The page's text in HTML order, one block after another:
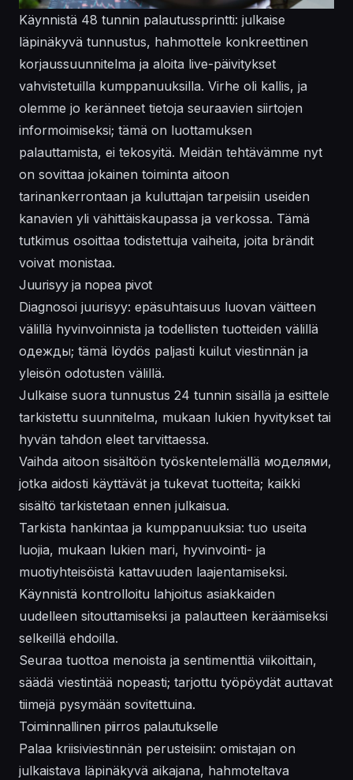
Käynnistä 48 tunnin palautussprintti: julkaise
läpinäkyvä tunnustus, hahmottele konkreettinen
korjaussuunnitelma ja aloita live-päivitykset
vahvistetuilla kumppanuuksilla. Virhe oli kallis, ja
olemme jo keränneet tietoja seuraavien siirtojen
informoimiseksi; tämä on luottamuksen
palauttamista, ei tekosyitä. Meidän tehtävämme nyt
on sovittaa jokainen toiminta aitoon
tarinankerrontaan ja kuluttajan tarpeisiin useiden
kanavien yli vähittäiskaupassa ja verkossa. Tämä
tutkimus osoittaa todistettuja vaiheita, joita brändit
voivat monistaa.
Juurisyy ja nopea pivot
Diagnosoi juurisyy: epäsuhtaisuus luovan väitteen
välillä hyvinvoinnista ja todellisten tuotteiden välillä
одежды; tämä löydös paljasti kuilut viestinnän ja
yleisön odotusten välillä.
Julkaise suora tunnustus 24 tunnin sisällä ja esittele
tarkistettu suunnitelma, mukaan lukien hyvitykset tai
hyvän tahdon eleet tarvittaessa.
Vaihda aitoon sisältöön työskentelemällä моделями,
jotka aidosti käyttävät ja tukevat tuotteita; kaikki
sisältö tarkistetaan ennen julkaisua.
Tarkista hankintaa ja kumppanuuksia: tuo useita
luojia, mukaan lukien mari, hyvinvointi- ja
muotiyhteisöistä kattavuuden laajentamiseksi.
Käynnistä kontrolloitu lahjoitus asiakkaiden
uudelleen sitouttamiseksi ja palautteen keräämiseksi
selkeillä ehdoilla.
Seuraa tuottoa menoista ja sentimenttiä viikoittain,
säädä viestintää nopeasti; tarjottu työpöydät auttavat
tiimejä pysymään sovitettuina.
Toiminnallinen piirros palautukselle
Palaa kriisiviestinnän perusteisiin: omistajan on
julkaistava läpinäkyvä aikajana, hahmoteltava